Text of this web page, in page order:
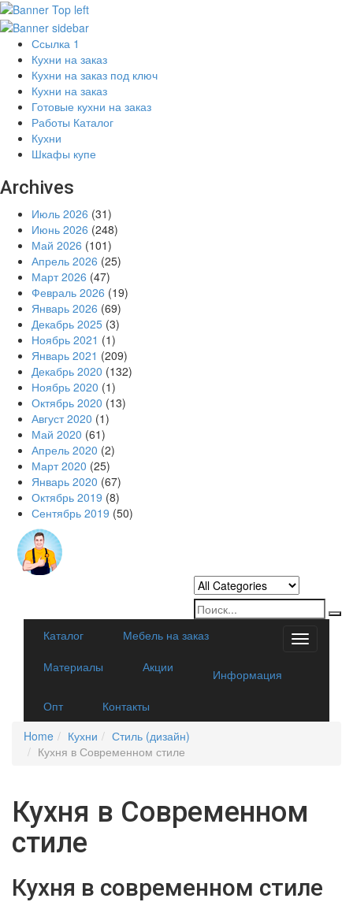
Ссылка 1
Кухни на заказ
Кухни на заказ под ключ
Кухни на заказ
Готовые кухни на заказ
Работы Каталог
Кухни
Шкафы купе
Archives
Июль 2026 (31)
Июнь 2026 (248)
Май 2026 (101)
Апрель 2026 (25)
Март 2026 (47)
Февраль 2026 (19)
Январь 2026 (69)
Декабрь 2025 (3)
Ноябрь 2021 (1)
Январь 2021 (209)
Декабрь 2020 (132)
Ноябрь 2020 (1)
Октябрь 2020 (13)
Август 2020 (1)
Май 2020 (61)
Апрель 2020 (2)
Март 2020 (25)
Январь 2020 (67)
Октябрь 2019 (8)
Сентябрь 2019 (50)
Categories
Каталог
Мебель на заказ
Материалы
Акции
Информация
Опт
Контакты
Home
Кухни
Стиль (дизайн)
Кухня в Современном стиле
Кухня в Современном
стиле
Кухня в современном стиле